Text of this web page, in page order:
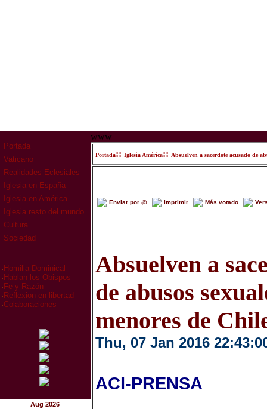
Portada
Vaticano
Realidades Eclesiales
Iglesia en España
Iglesia en América
Iglesia resto del mundo
Cultura
Sociedad
· Homilia Dominical
· Hablan los Obispos
· Fe y Razón
· Reflexion en libertad
·Colaboraciones
Aug 2026
www
Portada:: Iglesia América:: Absuelven a sacerdote acusado de
Enviar por @ Imprimir Más votado
Absuelven a
de abusos
menores de
Thu, 07 Jan 2016
ACI-PRENSA